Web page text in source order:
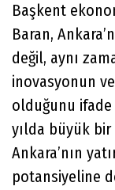
Başkent
Baran,
değil, aynı
inovasyonun
olduğunu
yılda büyük bir
Ankara’nın
potansiyeline